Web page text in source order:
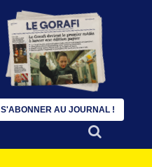
S'ABONNER AU JOURNAL !